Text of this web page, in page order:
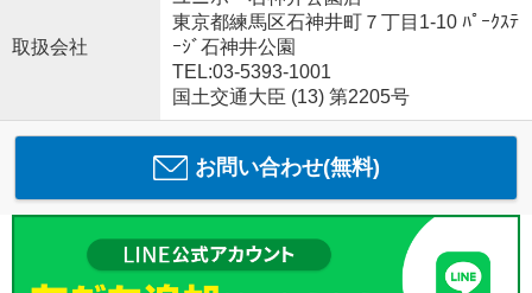
取扱会社
東京都練馬区石神井町７丁目1-10 ﾊﾟｰｸｽﾃ
ｰｼﾞ石神井公園
TEL:03-5393-1001
国土交通大臣 (13) 第2205号
お問い合わせ(無料)